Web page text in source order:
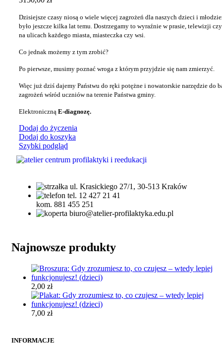
Dzisiejsze czasy niosą o wiele więcej zagrożeń dla naszych dzieci i
było jeszcze kilka lat temu. Dostrzegamy to wyraźnie w prasie, telewizji czy
na ulicach każdego miasta, miasteczka czy wsi.
Co jednak możemy z tym zrobić?
Po pierwsze, musimy poznać wroga z którym przyjdzie się nam zmierzyć.
Więc już dziś dajemy Państwu do ręki potężne i nowatorskie narzędzie do
zagrożeń wśród uczniów na terenie Państwa gminy.
Elektroniczną E-diagnozę.
Dodaj do życzenia
Dodaj do koszyka
Szybki podgląd
ul. Krasickiego 27/1, 30-513 Kraków
tel. 12 427 21 41
kom. 881 455 251
biuro@atelier-profilaktyka.edu.pl
Najnowsze produkty
2,00 zł
7,00 zł
INFORMACJE